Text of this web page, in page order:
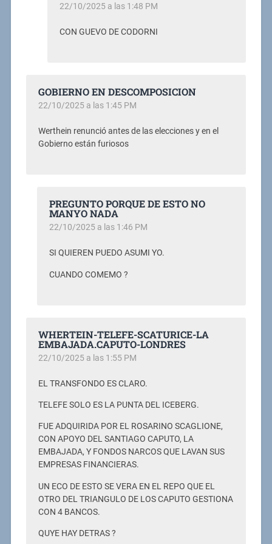
22/10/2025 a las 1:48 PM
CON GUEVO DE CODORNI
GOBIERNO EN DESCOMPOSICION
22/10/2025 a las 1:45 PM
Werthein renunció antes de las elecciones y en el
Gobierno están furiosos
PREGUNTO PORQUE DE ESTO NO
MANYO NADA
22/10/2025 a las 1:46 PM
SI QUIEREN PUEDO ASUMI YO.
CUANDO COMEMO ?
WHERTEIN-TELEFE-SCATURICE-LA
EMBAJADA.CAPUTO-LONDRES
22/10/2025 a las 1:55 PM
EL TRANSFONDO ES CLARO.
TELEFE SOLO ES LA PUNTA DEL ICEBERG.
FUE ADQUIRIDA POR EL ROSARINO SCAGLIONE,
CON APOYO DEL SANTIAGO CAPUTO, LA
EMBAJADA, Y FONDOS NARCOS QUE LAVAN SUS
EMPRESAS FINANCIERAS.
UN ECO DE ESTO SE VERA EN EL REPO QUE EL
OTRO DEL TRIANGULO DE LOS CAPUTO GESTIONA
CON 4 BANCOS.
QUYE HAY DETRAS ?